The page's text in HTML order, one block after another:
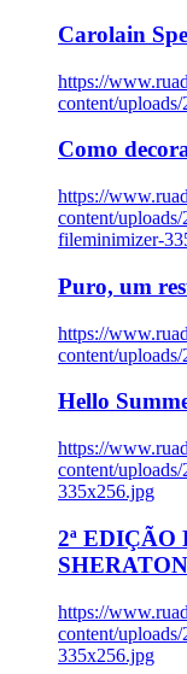
Carolain
https://
content/
Como
https://
content/
fileminimizer-
Puro, um
https://
content/
Hello
https://
content/uploads/
335x256.jpg
2ª EDIÇÃO
https://
content/
335x256.jpg